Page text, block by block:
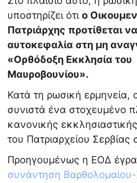
υποστηρίζει ότι ο
Πατριάρχης προτίθεται
αυτοκεφαλία στη μη
«Ορθόδοξη Εκκλησία του
Μαυροβουνίου».
Κατά τη ρωσική ερμηνεία,
συνιστά ένα στοχευμένο
κανονικής
του Πατριαρχείου Σερβίας
Προηγουμένως η ΕΟΔ
συνάντηση Βαρθολομαίου-